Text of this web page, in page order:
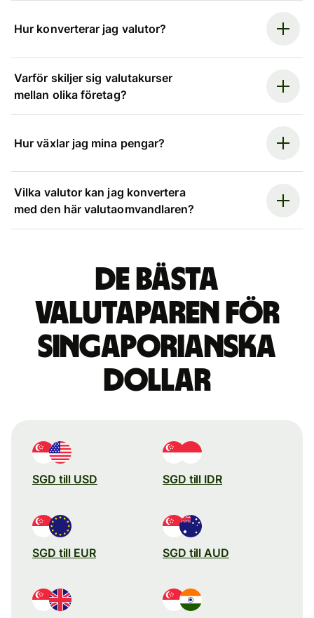
Hur konverterar jag valutor?
Varför skiljer sig valutakurser
mellan olika företag?
Hur växlar jag mina pengar?
Vilka valutor kan jag konvertera
med den här valutaomvandlaren?
De bästa
valutaparen för
singaporianska
dollar
SGD till USD SGD till IDR
SGD till EUR SGD till AUD